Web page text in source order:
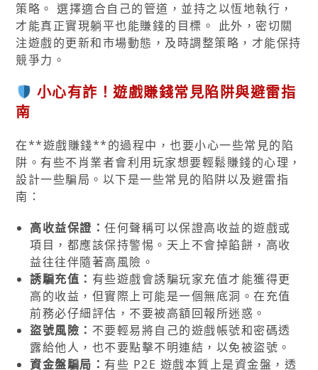
策略。 選擇適合自己的管道，並持之以恆地執行，
才能真正實現躺平也能賺錢的目標。 此外，密切關
注遊戲的更新和市場動態，及時調整策略，才能保持
競爭力。
小心有詐！遊戲賺錢常見陷阱與避雷指
南
在**遊戲賺錢**的過程中，也要小心一些常見的陷
阱。有些不肖業者會利用玩家想要輕鬆賺錢的心理，
設計一些騙局。以下是一些常見的陷阱以及避雷指
南：
高收益保證：任何聲稱可以保證高收益的遊戲或
項目，都應該保持警惕。天上不會掉餡餅，高收
益往往伴隨著高風險。
誘騙充值： 有些遊戲會誘騙玩家充值才能獲得更
高的收益，但實際上可能是一個無底洞。在充值
前務必仔細評估，不要被高額回報所迷惑。
盜號風險： 不要輕易將自己的遊戲帳號和密碼透
露給他人，也不要點擊不明連結，以免被盜號。
資金盤騙局： 有些 P2E 遊戲本質上是資金盤，透